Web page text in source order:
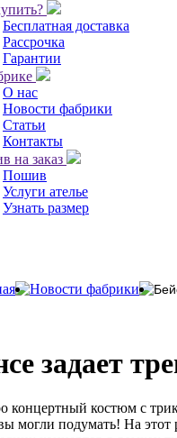
Бесплатная доставка
Рассрочка
Гарантии
О нас
Новости фабрики
Статьи
Контакты
на заказ
Пошив
Услуги ателье
Узнать размер
Новости фабрики
задает
концертный костюм с
могли подумать! На этот